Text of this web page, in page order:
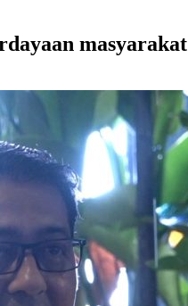
masyarakat